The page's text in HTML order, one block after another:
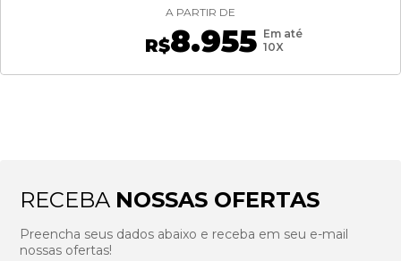
A PARTIR DE
R$8.955 Em até
10X
RECEBA NOSSAS OFERTAS
Preencha seus dados abaixo e receba em seu e-mail
nossas ofertas!